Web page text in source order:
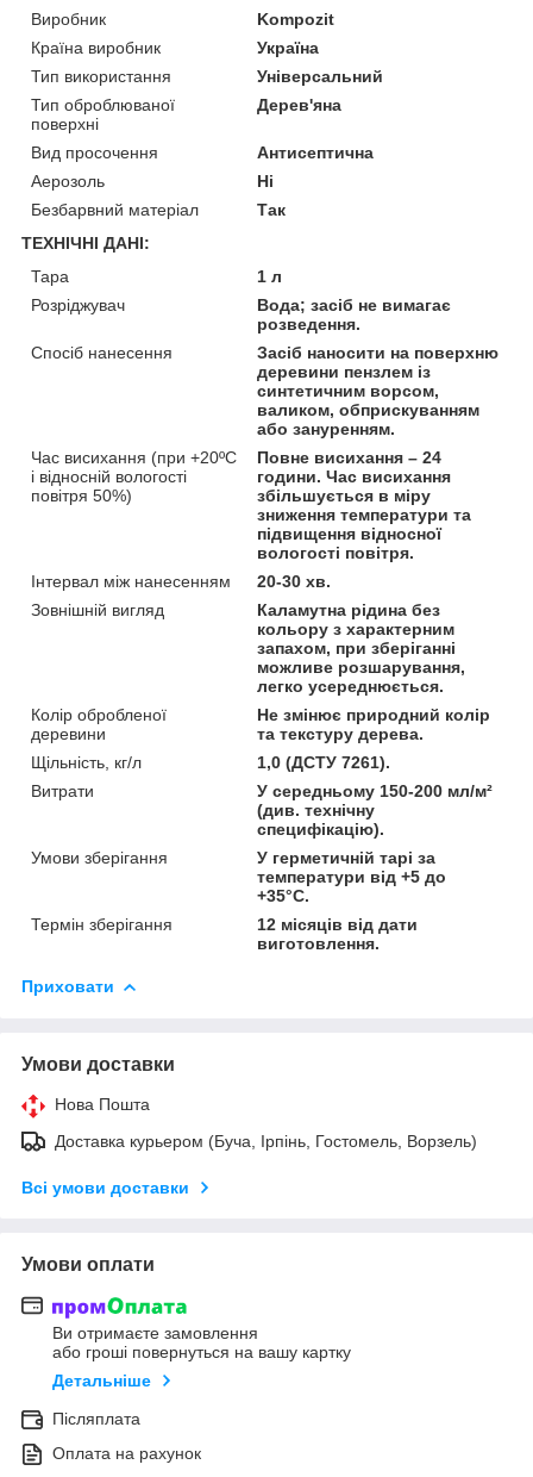
Виробник
Kompozit
Країна виробник
Україна
Тип використання
Універсальний
Тип оброблюваної
поверхні
Дерев'яна
Вид просочення
Антисептична
Аерозоль
Ні
Безбарвний матеріал
Так
ТЕХНІЧНІ ДАНІ:
Тара
1 л
Розріджувач
Вода; засіб не вимагає
розведення.
Спосіб нанесення
Засіб наносити на поверхню
деревини пензлем із
синтетичним ворсом,
валиком, обприскуванням
або зануренням.
Час висихання (при +20ºС
і відносній вологості
повітря 50%)
Повне висихання – 24
години. Час висихання
збільшується в міру
зниження температури та
підвищення відносної
вологості повітря.
Інтервал між нанесенням
20-30 хв.
Зовнішній вигляд
Каламутна рідина без
кольору з характерним
запахом, при зберіганні
можливе розшарування,
легко усереднюється.
Колір обробленої
деревини
Не змінює природний колір
та текстуру дерева.
Щільність, кг/л
1,0 (ДСТУ 7261).
Витрати
У середньому 150-200 мл/м²
(див. технічну
специфікацію).
Умови зберігання
У герметичній тарі за
температури від +5 до
+35°С.
Термін зберігання
12 місяців від дати
виготовлення.
Приховати
Умови доставки
Нова Пошта
Доставка курьером (Буча, Ірпінь, Гостомель, Ворзель)
Всі умови доставки
Умови оплати
Ви отримаєте замовлення
або гроші повернуться на вашу картку
Детальніше
Післяплата
Оплата на рахунок